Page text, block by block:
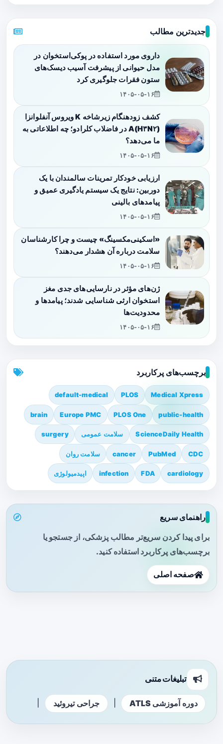
جدیدترین مطالب
داروی مورد استفاده در پوکی‌استخوان در
مدل حیوانی از پیشرفت آسیب دیسک‌های
ستون فقرات جلوگیری کرد
۱۴۰۵-۰۵-۱۶
کشف زودهنگام زیرشاخه K ویروس آنفلوانزا
A(H۳N۲) در فاضلاب کلرادو؛ چه اطلاعاتی به
ما می‌دهد؟
۱۴۰۵-۰۵-۱۶
ارزیابی خودکار تمرینات سالمندان با یک
دوربین: نتایج یک سیستم یادگیری عمیق و
پیامدهای بالینی
۱۴۰۵-۰۵-۱۶
«اسکینی‌مکسینگ» چیست و چرا کارشناسان
سلامت درباره آن هشدار می‌دهند؟
۱۴۰۵-۰۵-۱۶
ژن‌های مؤثر در نارسایی‌های جدی مغز
استخوان ارثی شناسایی شدند؛ پیامدها و
محدودیت‌ها
۱۴۰۵-۰۵-۱۶
برچسب‌های پرکاربرد
Medical Xpress
PLOS
default-medical
public-health
PLOS One
Europe PMC
brain
ScienceDaily Health سلامت عمومی surgery
CDC
PubMed
cancer سلامت روان
cardiology
FDA
infection اپیدمیولوژی
راهنمای سریع
برای پیدا کردن سریع‌تر مطالب پزشکی، از جستجو یا
برچسب‌های پرکاربرد استفاده کنید.
صفحه اصلی
تبلیغات متنی
دوره آموزشی ATLS جراحی تیروئید